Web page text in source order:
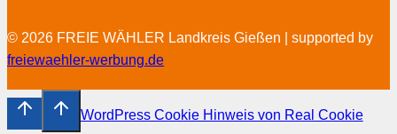
© 2026 FREIE WÄHLER Landkreis Gießen | supported by
freiewaehler-werbung.de
WordPress Cookie Hinweis von Real Cookie